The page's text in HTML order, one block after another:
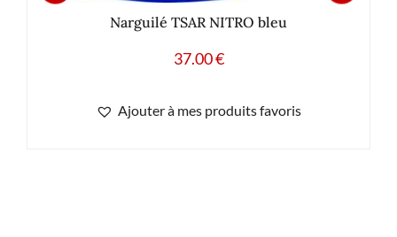
Narguilé TSAR NITRO bleu
37.00€
Ajouter à mes produits favoris